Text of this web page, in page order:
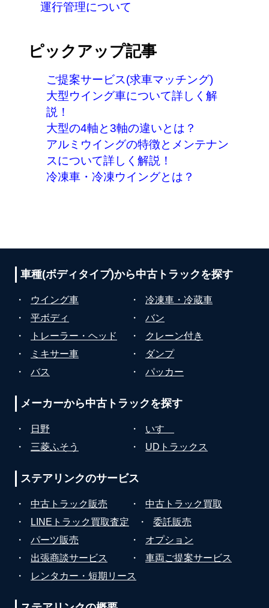
運行管理について
ピックアップ記事
ご提案サービス(求車マッチング)
大型ウイング車について詳しく解
説！
大型の4軸と3軸の違いとは？
アルミウイングの特徴とメンテナン
スについて詳しく解説！
冷凍車・冷凍ウイングとは？
車種(ボディタイプ)から中古トラックを探す
・ ウイング車 ・
冷凍車・冷蔵車
・
平ボディ ・
バン
・
トレーラー・ヘッド ・
クレーン付き
・
ミキサー車 ・
ダンプ
・
バス ・ パッカー
メーカーから中古トラックを探す
・ 日野 ・
いすゞ
・
三菱ふそう ・ UDトラックス
ステアリンクのサービス
・ 中古トラック販売 ・
中古トラック買取
・
LINEトラック買取査定 ・
委託販売
・
パーツ販売 ・
オプション
・
出張商談サービス ・
車両ご提案サービス
・
レンタカー・短期リース